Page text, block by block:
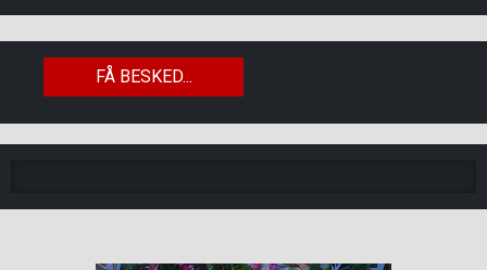
FÅ BESKED...